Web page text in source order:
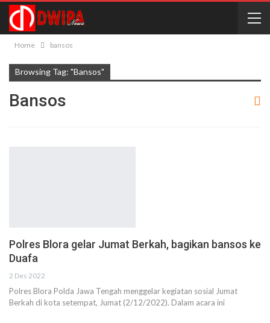
Home bansos
Browsing Tag: "bansos"
Bansos
Polres Blora gelar Jumat Berkah, bagikan bansos ke
Duafa
2 Des 2022
Polres Blora Polda Jawa Tengah menggelar kegiatan sosial Jumat
Berkah di kota setempat, Jumat (2/12/2022). Dalam acara ini